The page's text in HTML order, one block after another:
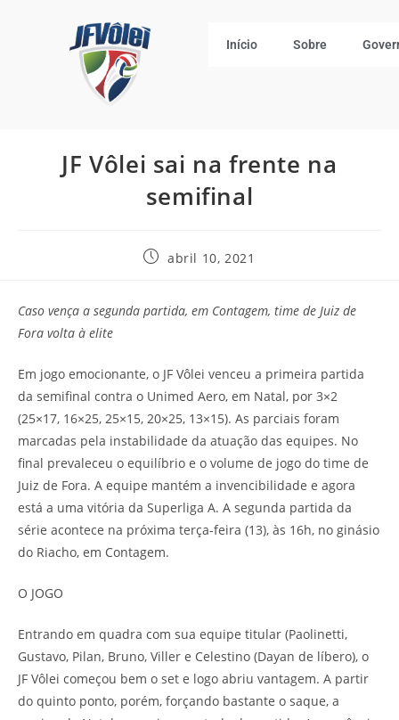
Início Sobre
JF Vôlei sai na frente na
semifinal
abril 10, 2021
Caso vença a segunda partida, em Contagem, time de Juiz de
Fora volta à elite
Em jogo emocionante, o JF Vôlei venceu a primeira partida
da semifinal contra o Unimed Aero, em Natal, por 3×2
(25×17, 16×25, 25×15, 20×25, 13×15). As parciais foram
marcadas pela instabilidade da atuação das equipes. No
final prevaleceu o equilíbrio e o volume de jogo do time de
Juiz de Fora. A equipe mantém a invencibilidade e agora
está a uma vitória da Superliga A. A segunda partida da
série acontece na próxima terça-feira (13), às 16h, no ginásio
do Riacho, em Contagem.
O JOGO
Entrando em quadra com sua equipe titular (Paolinetti,
Gustavo, Pilan, Bruno, Viller e Celestino (Dayan de líbero), o
JF Vôlei começou bem o set e logo abriu vantagem. A partir
do quinto ponto, porém, forçando bastante o saque, a